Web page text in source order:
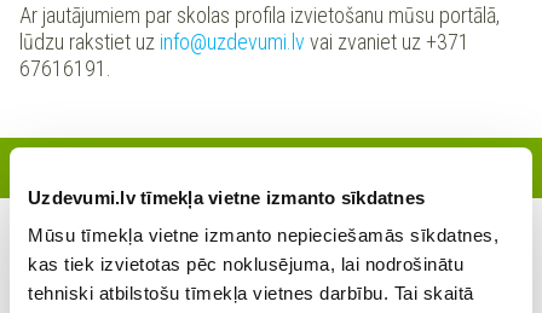
Uzdevumi.lv tīmekļa vietne izmanto sīkdatnes
Mūsu tīmekļa vietne izmanto nepieciešamās sīkdatnes,
kas tiek izvietotas pēc noklusējuma, lai nodrošinātu
tehniski atbilstošu tīmekļa vietnes darbību. Tai skaitā
Ar jautājumiem par skolas profila izvietošanu mūsu portālā,
lūdzu rakstiet uz info@uzdevumi.lv vai zvaniet uz +371
67616191.
Šajā skolā šobrīd nav reģistrējies neviens skolotājs